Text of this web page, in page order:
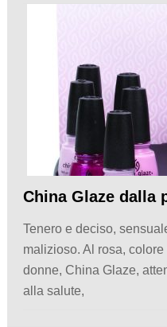
China Glaze dalla
Tenero e deciso,
malizioso. Al rosa,
donne, China Glaze,
alla salute,